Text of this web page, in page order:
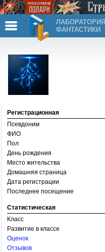
ЛАБОРАТОРИЯ
ФАНТАСТИКИ
Регистрационная
Псевдоним
ФИО
Пол
День рождения
Место жительства
Домашняя страница
Дата регистрации
Последнее посещение
Статистическая
Класс
Развитие в классе
Оценок
Отзывов